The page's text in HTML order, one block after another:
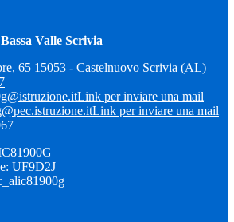
Valle Scrivia
65 15053 - Castelnuovo Scrivia (AL)
Link per inviare una mail
Link per inviare una mail
UF9D2J